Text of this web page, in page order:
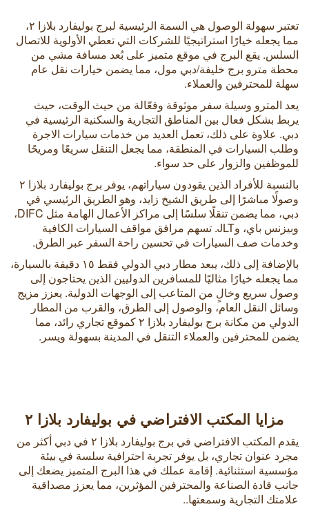
تعتبر سهولة الوصول هي السمة الرئيسية لبرج بوليفارد بلازا ٢،
مما يجعله خيارًا استراتيجيًا للشركات التي تعطي الأولوية للاتصال
السلس. يقع البرج في موقع متميز على بُعد مسافة مشي من
محطة مترو برج خليفة/دبي مول، مما يضمن خيارات نقل عام
سهلة للمحترفين والعملاء.
يعد المترو وسيلة سفر موثوقة وفعّالة من حيث الوقت، حيث
يربط بشكل فعال بين المناطق التجارية والسكنية الرئيسية في
دبي. علاوة على ذلك، تعمل العديد من خدمات سيارات الاجرة
وطلب السيارات في المنطقة، مما يجعل التنقل سريعًا ومريحًا
للموظفين والزوار على حد سواء.
بالنسبة للأفراد الذين يقودون سياراتهم، يوفر برج بوليفارد بلازا ٢
وصولًا مباشرًا إلى طريق الشيخ زايد، وهو الطريق الرئيسي في
دبي، مما يضمن تنقلًا سلسًا إلى مراكز الأعمال الهامة مثل DIFC،
وبيزنس باي، وJLT. تسهم مرافق مواقف السيارات الكافية
وخدمات صف السيارات في تحسين راحة السفر عبر الطرق.
بالإضافة إلى ذلك، يبعد مطار دبي الدولي فقط ١٥ دقيقة بالسيارة،
مما يجعله خيارًا مثاليًا للمسافرين الدوليين الذين يحتاجون إلى
وصول سريع وخالٍ من المتاعب إلى الوجهات الدولية. يعزز مزيج
وسائل النقل العام، والوصول إلى الطرق، والقرب من المطار
الدولي من مكانة برج بوليفارد بلازا ٢ كموقع تجاري رائد، مما
يضمن للمحترفين والعملاء التنقل في المدينة بسهولة ويسر.
مزايا المكتب الافتراضي في بوليفارد بلازا ٢
يقدم المكتب الافتراضي في برج بوليفارد بلازا ٢ في دبي أكثر من
مجرد عنوان تجاري، بل يوفر تجربة احترافية سلسة في بيئة
مؤسسية استثنائية. إقامة عملك في هذا البرج المتميز يضعك إلى
جانب قادة الصناعة والمحترفين المؤثرين، مما يعزز مصداقية
علامتك التجارية وسمعتها..